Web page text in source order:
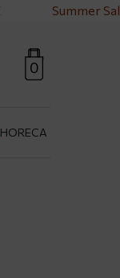
Summer
0
HORECA